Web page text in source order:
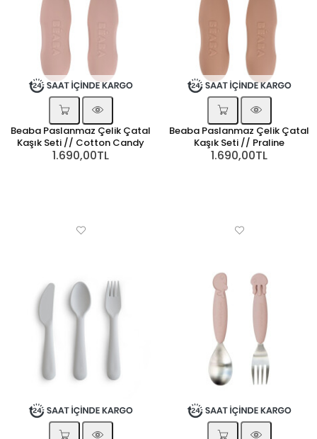
Beaba Paslanmaz Çelik Çatal
Kaşık Seti // Cotton Candy
1.690,00TL
Beaba Paslanmaz Çelik Çatal
Kaşık Seti // Praline
1.690,00TL